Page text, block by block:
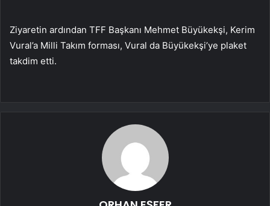
Ziyaretin ardından TFF Başkanı Mehmet Büyükekşi, Kerim
Vural’a Milli Takım forması, Vural da Büyükekşi’ye plaket
takdim etti.